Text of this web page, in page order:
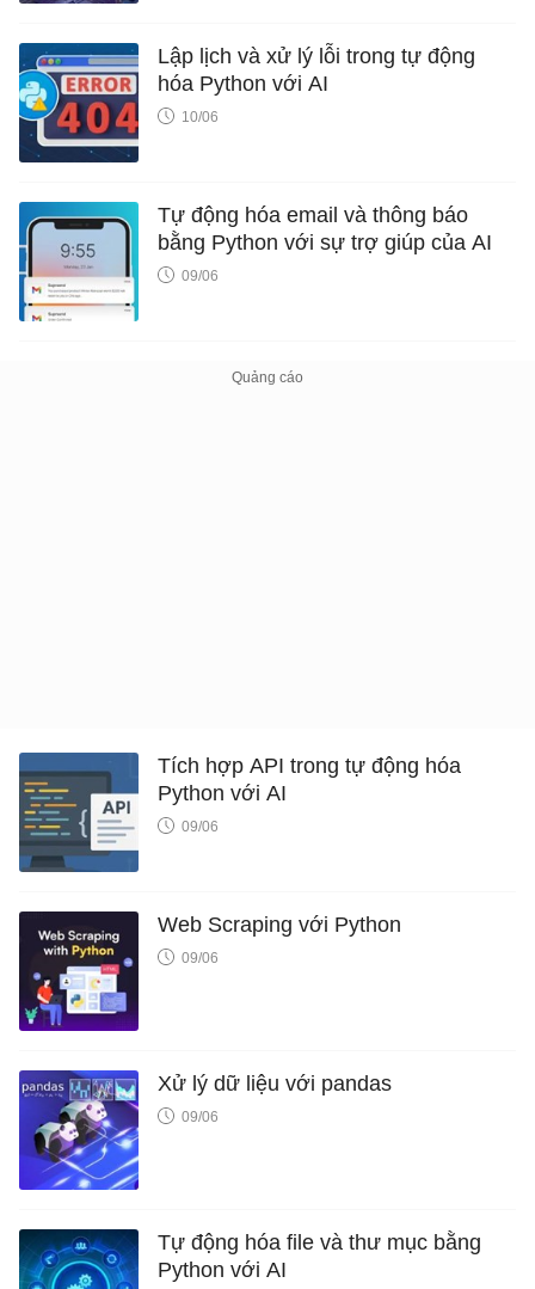
Lập lịch và xử lý lỗi trong tự động
hóa Python với AI
10/06
Tự động hóa email và thông báo
bằng Python với sự trợ giúp của AI
09/06
Tích hợp API trong tự động hóa
Python với AI
09/06
Web Scraping với Python
09/06
Xử lý dữ liệu với pandas
09/06
Tự động hóa file và thư mục bằng
Python với AI